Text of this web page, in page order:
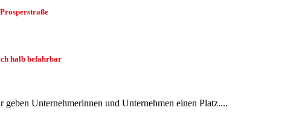
halb befahrbar
Unternehmerinnen und Unternehmen einen Platz....